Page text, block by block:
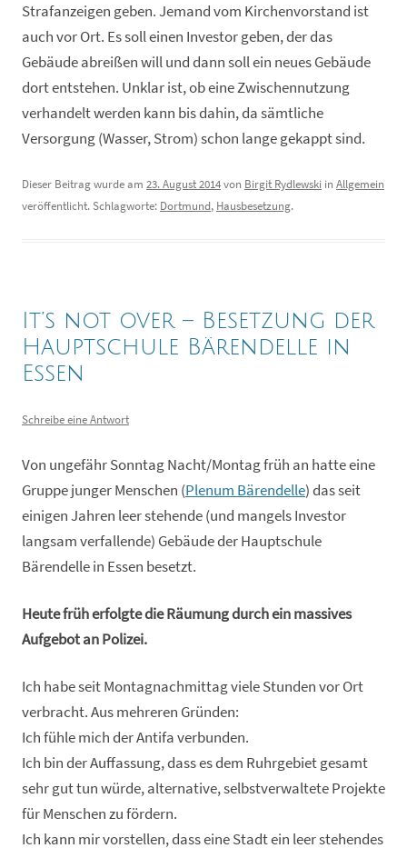
Strafanzeigen geben. Jemand vom Kirchenvorstand ist
auch vor Ort. Es soll einen Investor geben, der das
Gebäude abreißen will und dann soll ein neues Gebäude
dort entstehen. Unklar ist, ob eine Zwischennutzung
verhandelt werden kann bis dahin, da sämtliche
Versorgung (Wasser, Strom) schon lange gekappt sind.
Dieser Beitrag wurde am 23. August 2014von Birgit Rydlewski in Allgemein
veröffentlicht. Schlagworte: Dortmund, Hausbesetzung.
It’s not over – Besetzung der
Hauptschule Bärendelle in
Essen
Schreibe eine Antwort
Von ungefähr Sonntag Nacht/Montag früh an hatte eine
Gruppe junger Menschen (Plenum Bärendelle) das seit
einigen Jahren leer stehende (und mangels Investor
langsam verfallende) Gebäude der Hauptschule
Bärendelle in Essen besetzt.
Heute früh erfolgte die Räumung durch ein massives
Aufgebot an Polizei.
Ich habe seit Montagnachmittag viele Stunden vor Ort
verbracht. Aus mehreren Gründen:
Ich fühle mich der Antifa verbunden.
Ich bin der Auffassung, dass es dem Ruhrgebiet gesamt
sehr gut tun würde, alternative, selbstverwaltete Projekte
für Menschen zu fördern.
Ich kann mir vorstellen, dass eine Stadt ein leer stehendes